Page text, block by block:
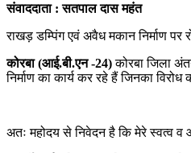
संवाददाता : सतपाल दास महंत
राखड़ डम्पिंग एवं अवैध मकान निर्माण
कोरबा (आई.बी.एन -24)कोरबा जिला
निर्माण का कार्य कर रहे हैं जिनका
अतः महोदय से निवेदन है कि मेरे स्वत्व व